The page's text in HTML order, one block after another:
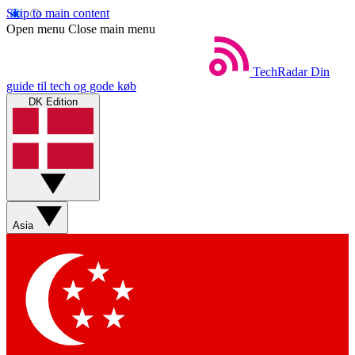
Skip to main content
Open menu Close main menu
TechRadar Din
guide til tech og gode køb
DK Edition
Asia